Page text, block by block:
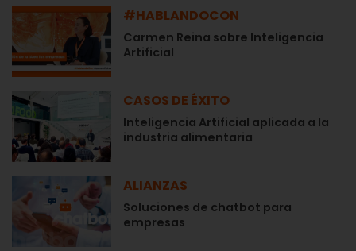
#HABLANDOCON
Carmen Reina sobre Inteligencia
Artificial
CASOS DE ÉXITO
Inteligencia Artificial aplicada a la
industria alimentaria
ALIANZAS
Soluciones de chatbot para
empresas